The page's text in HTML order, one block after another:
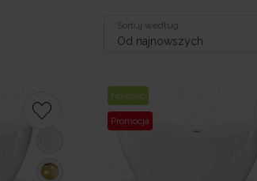
Sortuj według
Od najnowszych
Nowość
Promocja